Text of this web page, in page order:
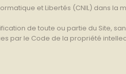
et Libertés (CNIL) dans
de toute ou partie du Site,
par le Code de la propriété